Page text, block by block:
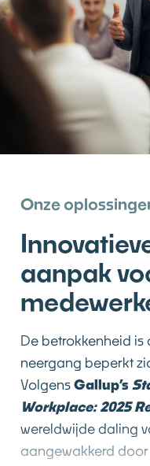
Onze
aanpak
De betrokkenheid
neergang beperkt
VolgensGallup’s
Workplace: 2025
wereldwijde daling
aangewakkerd